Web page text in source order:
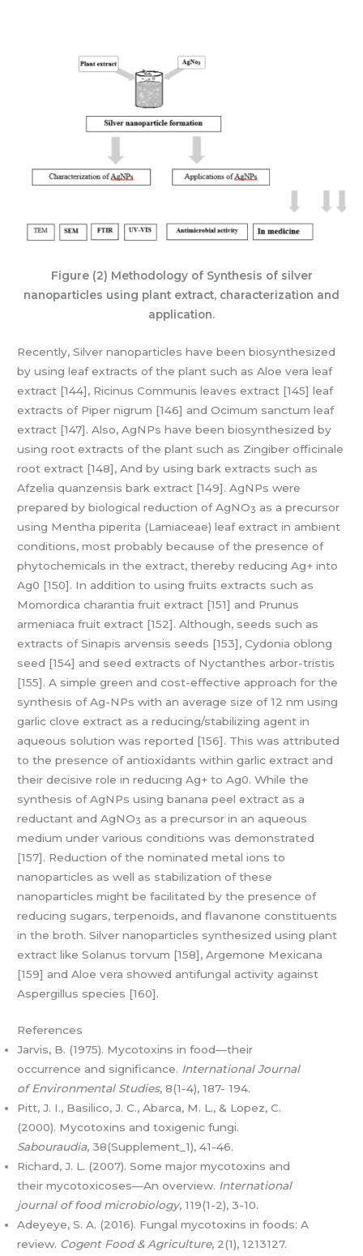
Figure (2) Methodology of Synthesis of silver
nanoparticles using plant extract, characterization and
application.
Recently, Silver nanoparticles have been biosynthesized
by using leaf extracts of the plant such as Aloe vera leaf
extract [144], Ricinus Communis leaves extract [145] leaf
extracts of Piper nigrum [146] and Ocimum sanctum leaf
extract [147]. Also, AgNPs have been biosynthesized by
using root extracts of the plant such as Zingiber officinale
root extract [148], And by using bark extracts such as
Afzelia quanzensis bark extract [149]. AgNPs were
prepared by biological reduction of AgNO3 as a precursor
using Mentha piperita (Lamiaceae) leaf extract in ambient
conditions, most probably because of the presence of
phytochemicals in the extract, thereby reducing Ag+ into
Ag0 [150]. In addition to using fruits extracts such as
Momordica charantia fruit extract [151] and Prunus
armeniaca fruit extract [152]. Although, seeds such as
extracts of Sinapis arvensis seeds [153], Cydonia oblong
seed [154] and seed extracts of Nyctanthes arbor-tristis
[155]. A simple green and cost-effective approach for the
synthesis of Ag-NPs with an average size of 12 nm using
garlic clove extract as a reducing/stabilizing agent in
aqueous solution was reported [156]. This was attributed
to the presence of antioxidants within garlic extract and
their decisive role in reducing Ag+ to Ag0. While the
synthesis of AgNPs using banana peel extract as a
reductant and AgNO3 as a precursor in an aqueous
medium under various conditions was demonstrated
[157]. Reduction of the nominated metal ions to
nanoparticles as well as stabilization of these
nanoparticles might be facilitated by the presence of
reducing sugars, terpenoids, and flavanone constituents
in the broth. Silver nanoparticles synthesized using plant
extract like Solanus torvum [158], Argemone Mexicana
[159] and Aloe vera showed antifungal activity against
Aspergillus species [160].
References
Jarvis, B. (1975). Mycotoxins in food—their
occurrence and significance. International Journal
of Environmental Studies, 8(1-4), 187- 194.
Pitt, J. I., Basilico, J. C., Abarca, M. L., & Lopez, C.
(2000). Mycotoxins and toxigenic fungi.
Sabouraudia, 38(Supplement_1), 41-46.
Richard, J. L. (2007). Some major mycotoxins and
their mycotoxicoses—An overview. International
journal of food microbiology, 119(1-2), 3-10.
Adeyeye, S. A. (2016). Fungal mycotoxins in foods: A
review. Cogent Food & Agriculture, 2(1), 1213127.